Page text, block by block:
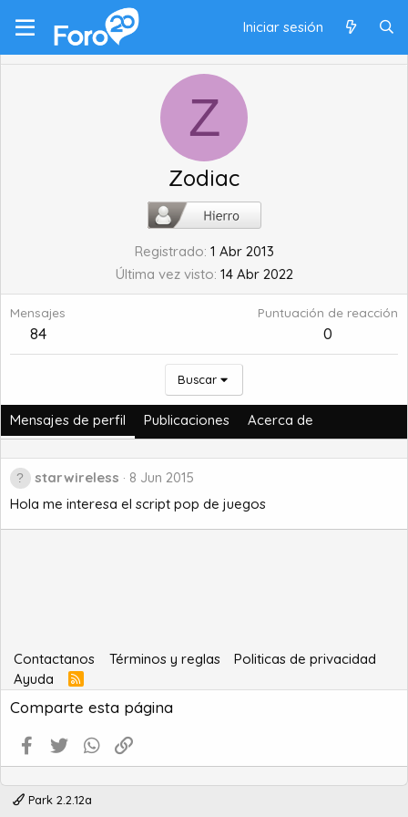
Iniciar sesión
Z
Zodiac
Registrado 1 Abr 2013
Última vez visto 14 Abr 2022
Mensajes
84
Puntuación de reacción
0
Buscar
Mensajes de perfil Publicaciones Acerca de
starwireless
8 Jun 2015
Hola me interesa el script pop de juegos
Contactanos Términos y reglas
Politicas de privacidad
Ayuda
R
S
S
Comparte esta página
Facebook
Twitter WhatsApp
Park 2.2.12a